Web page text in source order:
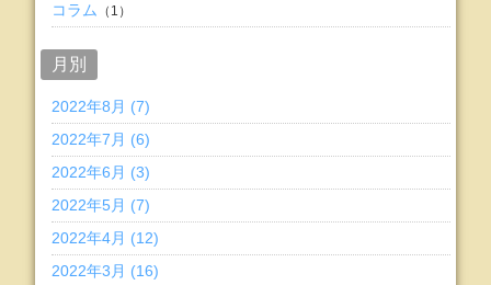
コラム （1）
月別
2022年8月 (7)
2022年7月 (6)
2022年6月 (3)
2022年5月 (7)
2022年4月 (12)
2022年3月 (16)